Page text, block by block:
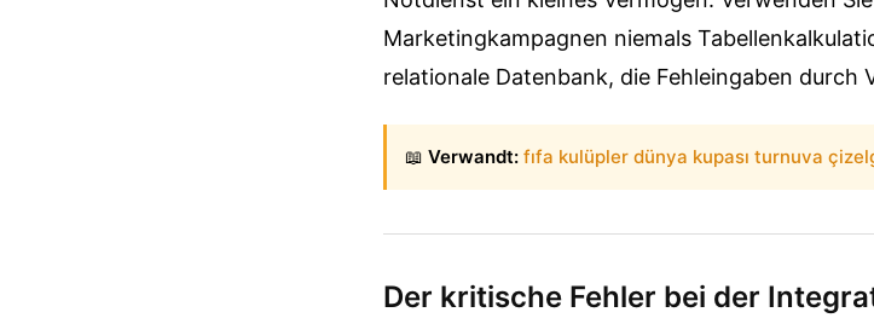
Marketingkampagnen niemals
relationale Datenbank, die Fehleingaben durch
📖 Verwandt: fıfa kulüpler dünya kupası turnuva
Der kritische Fehler bei der